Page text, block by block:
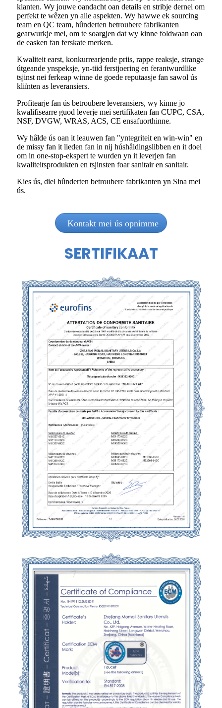
klanten. Wy jouwe oandacht oan details en stribje dernei om
perfekt te wêzen yn alle aspekten. Wy hawwe ek sourcing
team en QC team, hûnderten betroubere fabrikanten
gearwurkje mei, om te soargjen dat wy kinne foldwaan oan
de easken fan ferskate merken.
Kwaliteit earst, konkurrearjende priis, rappe reaksje, strange
útgeande ynspeksje, yn-tiid ferstjoering en ferantwurdlike
tsjinst nei ferkeap winne de goede reputaasje fan sawol ús
kliïnten as leveransiers.
Profitearje fan ús betroubere leveransiers, wy kinne jo
kwalifisearre guod leverje mei sertifikaten fan CUPC, CSA,
NSF, DVGW, WRAS, ACS, CE ensafuorthinne.
Wy hâlde ús oan it leauwen fan "yntegriteit en win-win" en
de missy fan it lieden fan in nij húshâldingslibben en it doel
om in one-stop-ekspert te wurden yn it leverjen fan
kwaliteitsprodukten en tsjinsten foar sanitair en sanitair.
Kies ús, diel hûnderten betroubere fabrikanten yn Sina mei
ús.
Kontakt mei ús opnimme
SERTIFIKAAT